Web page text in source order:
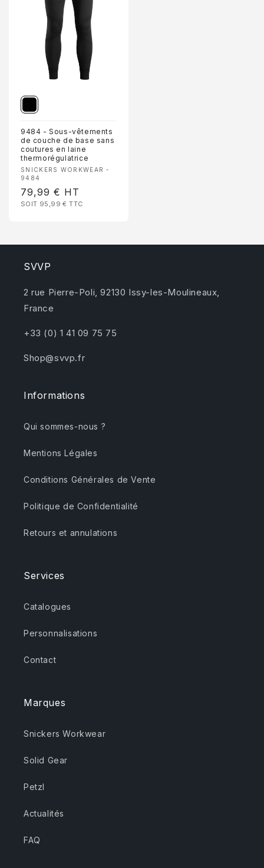
9484 - Sous-vêtements
de couche de base sans
coutures en laine
thermorégulatrice
Fournisseur :
SNICKERS WORKWEAR -
9484
Prix
habituel
79,99 € HT
SOIT 95,99 €TTC
SVVP
2 rue Pierre-Poli, 92130 Issy-les-Moulineaux,
France
+33 (0) 1 41 09 75 75
Shop@svvp.fr
Informations
Qui sommes-nous ?
Mentions Légales
Conditions Générales de Vente
Politique de Confidentialité
Retours et annulations
Services
Catalogues
Personnalisations
Contact
Marques
Snickers Workwear
Solid Gear
Petzl
Actualités
FAQ